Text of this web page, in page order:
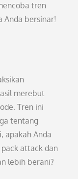
tren
Anda bersinar!
merebut
Tren ini
tentang
apakah Anda
attack dan
lebih berani?